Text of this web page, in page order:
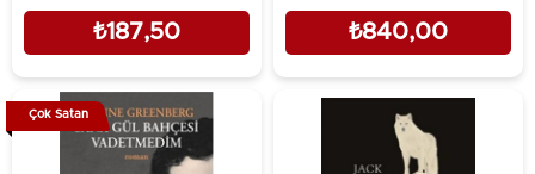
₺187,50 ₺840,00
Çok Satan